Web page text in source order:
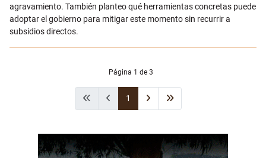
agravamiento. También planteo qué herramientas concretas puede
adoptar el gobierno para mitigar este momento sin recurrir a
subsidios directos.
Página 1 de 3
1